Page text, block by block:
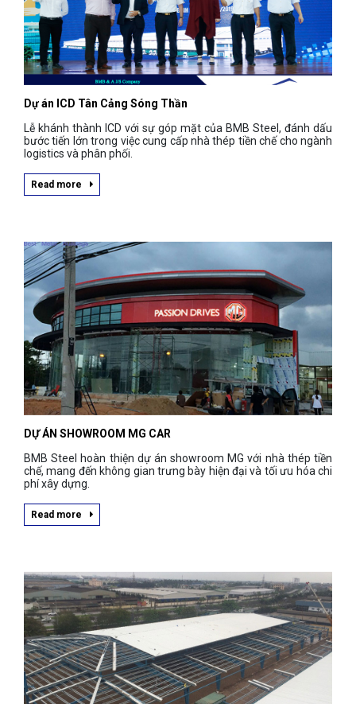
Dự án ICD Tân Cảng Sóng Thần
Lễ khánh thành ICD với sự góp mặt của BMB Steel, đánh dấu
bước tiến lớn trong việc cung cấp nhà thép tiền chế cho ngành
logistics và phân phối.
Read more
DỰ ÁN SHOWROOM MG CAR
BMB Steel hoàn thiện dự án showroom MG với nhà thép tiền
chế, mang đến không gian trưng bày hiện đại và tối ưu hóa chi
phí xây dựng.
Read more